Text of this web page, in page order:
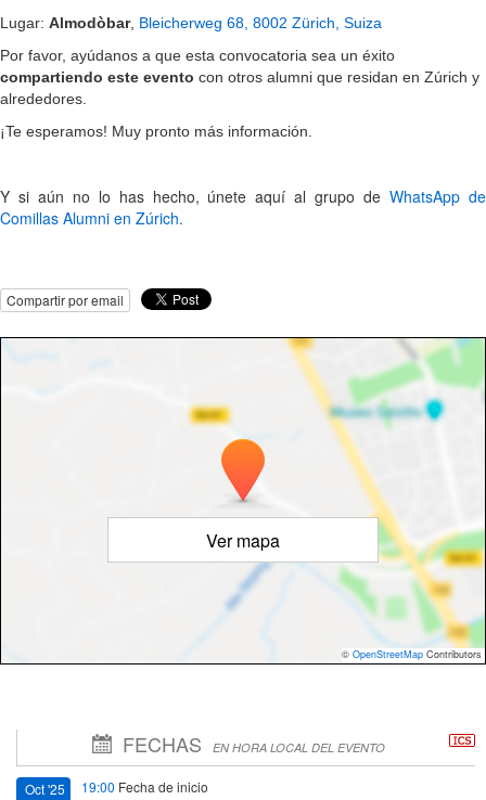
Lugar: Almodòbar, Bleicherweg 68, 8002 Zürich, Suiza
Por favor, ayúdanos a que esta convocatoria sea un éxito
compartiendo este evento con otros alumni que residan en Zúrich y
alrededores.
¡Te esperamos! Muy pronto más información.
Y si aún no lo has hecho, únete aquí al grupo deWhatsApp de
Comillas Alumni en Zúrich.
Compartir por email
Ver mapa
© OpenStreetMap Contributors
FECHAS EN HORA LOCAL DEL EVENTO
Oct '25 19:00 Fecha de inicio